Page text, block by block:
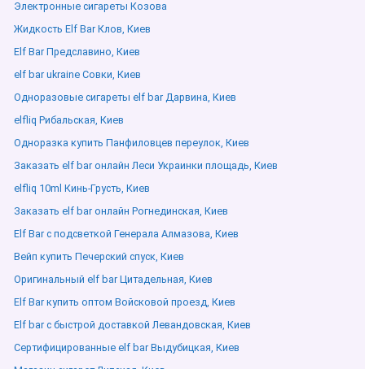
Электронные сигареты Козова
Жидкость Elf Bar Клов, Киев
Elf Bar Предславино, Киев
elf bar ukraine Совки, Киев
Одноразовые сигареты elf bar Дарвина, Киев
elfliq Рибальская, Киев
Одноразка купить Панфиловцев переулок, Киев
Заказать elf bar онлайн Леси Украинки площадь, Киев
elfliq 10ml Кинь-Грусть, Киев
Заказать elf bar онлайн Рогнединская, Киев
Elf Bar с подсветкой Генерала Алмазова, Киев
Вейп купить Печерский спуск, Киев
Оригинальный elf bar Цитадельная, Киев
Elf Bar купить оптом Войсковой проезд, Киев
Elf bar с быстрой доставкой Левандовская, Киев
Сертифицированные elf bar Выдубицкая, Киев